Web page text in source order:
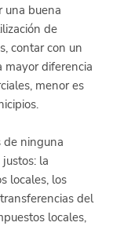
una buena
de
contar con un
mayor diferencia
menor es
de ninguna
la
locales, los
del
locales,